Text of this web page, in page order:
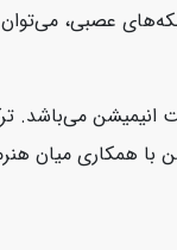
عصبی،
انیمیشن می‌باشد.
با همکاری